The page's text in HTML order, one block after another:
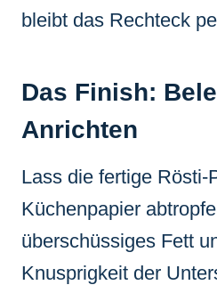
bleibt das Rechteck
Das Finish:
Anrichten
Lass die fertige Rösti-
Küchenpapier
überschüssiges Fett
Knusprigkeit der